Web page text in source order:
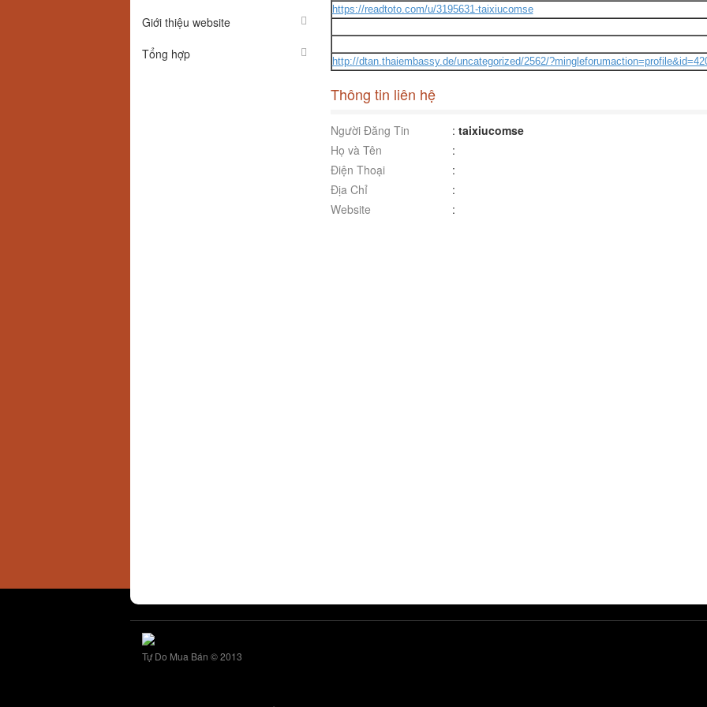
Giới thiệu website
Tổng hợp
https://readtoto.com/u/3195631-taixiucomse
http://dtan.thaiembassy.de/uncategorized/2562/
Thông tin liên hệ
Người Đăng Tin : taixiucomse
Họ và Tên
:
Điện Thoại
:
Địa Chỉ
:
Website
:
Tự Do Mua Bán © 2013